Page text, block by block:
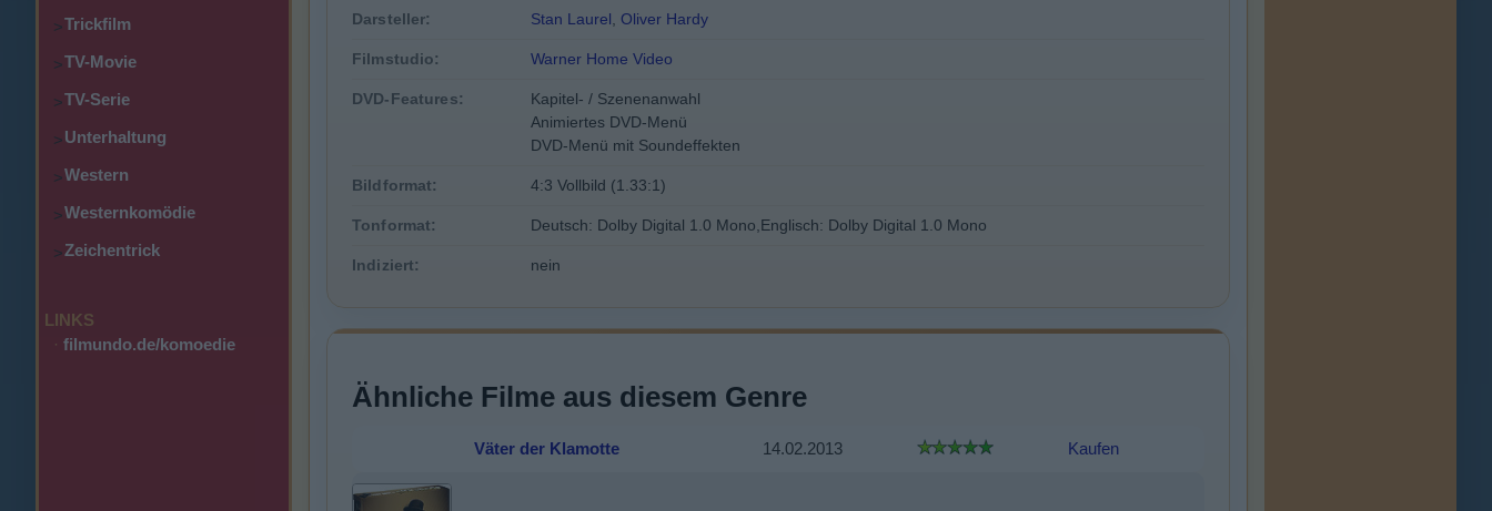
>Trickfilm
>TV-Movie
>TV-Serie
>Unterhaltung
>Western
>Westernkomödie
>Zeichentrick
LINKS
· filmundo.de/komoedie
Darsteller: Stan Laurel, Oliver Hardy
Filmstudio: Warner Home Video
DVD-Features:
Kapitel- / Szenenanwahl
Animiertes DVD-Menü
DVD-Menü mit Soundeffekten
Bildformat: 4:3 Vollbild (1.33:1)
Tonformat: Deutsch: Dolby Digital 1.0 Mono,Englisch: Dolby Digital 1.0 Mono
Indiziert: nein
Ähnliche Filme aus diesem Genre
Väter der Klamotte 14.02.2013 Kaufen